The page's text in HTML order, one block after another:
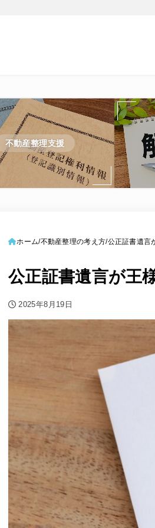
不動産整理支援
ホーム 不動産整理の考え方 公正証書遺言
公正証書遺言が王
2025年8月19日